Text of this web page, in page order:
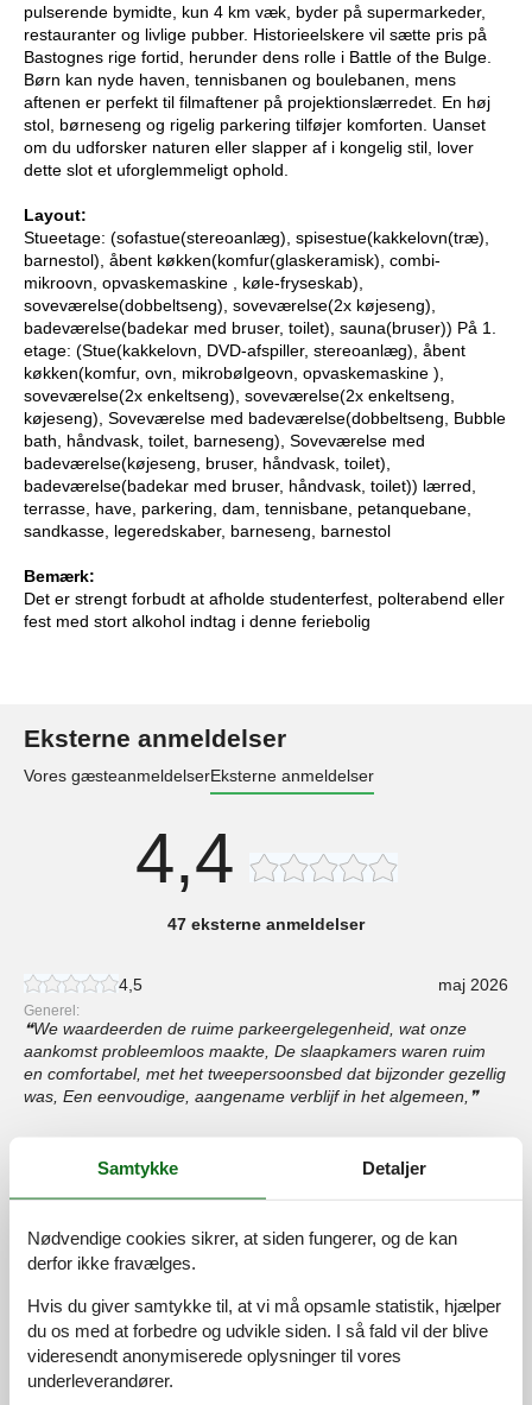
pulserende bymidte, kun 4 km væk, byder på supermarkeder,
restauranter og livlige pubber. Historieelskere vil sætte pris på
Bastognes rige fortid, herunder dens rolle i Battle of the Bulge.
Børn kan nyde haven, tennisbanen og boulebanen, mens
aftenen er perfekt til filmaftener på projektionslærredet. En høj
stol, børneseng og rigelig parkering tilføjer komforten. Uanset
om du udforsker naturen eller slapper af i kongelig stil, lover
dette slot et uforglemmeligt ophold.
Layout:
Stueetage: (sofastue(stereoanlæg), spisestue(kakkelovn(træ),
barnestol), åbent køkken(komfur(glaskeramisk), combi-
mikroovn, opvaskemaskine , køle-fryseskab),
soveværelse(dobbeltseng), soveværelse(2x køjeseng),
badeværelse(badekar med bruser, toilet), sauna(bruser)) På 1.
etage: (Stue(kakkelovn, DVD-afspiller, stereoanlæg), åbent
køkken(komfur, ovn, mikrobølgeovn, opvaskemaskine ),
soveværelse(2x enkeltseng), soveværelse(2x enkeltseng,
køjeseng), Soveværelse med badeværelse(dobbeltseng, Bubble
bath, håndvask, toilet, barneseng), Soveværelse med
badeværelse(køjeseng, bruser, håndvask, toilet),
badeværelse(badekar med bruser, håndvask, toilet)) lærred,
terrasse, have, parkering, dam, tennisbane, petanquebane,
sandkasse, legeredskaber, barneseng, barnestol
Bemærk:
Det er strengt forbudt at afholde studenterfest, polterabend eller
fest med stort alkohol indtag i denne feriebolig
Eksterne anmeldelser
Vores gæsteanmeldelserEksterne anmeldelser
4,4
47 eksterne anmeldelser
4,5 maj 2026
Generel:
We waardeerden de ruime parkeergelegenheid, wat onze
aankomst probleemloos maakte, De slaapkamers waren ruim
en comfortabel, met het tweepersoonsbed dat bijzonder gezellig
was, Een eenvoudige, aangename verblijf in het algemeen,
Die Nähe des Schlosses zum Stadtzentrum ist ein großes Plus,
besuchen, Nach einem anstrengenden Tag waren die Sauna
und das Whirlpool perfekt zum Entspannen, Ein schöner
5,0
Generel:
Samtykke Detaljer
Nødvendige cookies sikrer, at siden fungerer, og de kan
derfor ikke fravælges.
Hvis du giver samtykke til, at vi må opsamle statistik, hjælper
du os med at forbedre og udvikle siden. I så fald vil der blive
videresendt anonymiserede oplysninger til vores
underleverandører.